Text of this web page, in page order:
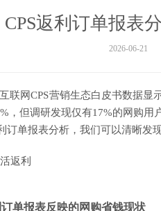
CPS返利订单报表
2026-06-21
联网CPS营销生态白皮书数据显
，但调研发现仅有17%的网购
订单报表分析，我们可以清晰发
单报表反映的网购省钱现状